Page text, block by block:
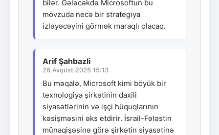
bilər. Gələcəkdə Microsoftun bu
mövzuda necə bir strategiya
izləyəcəyini görmək maraqlı olacaq.
Arif Şahbazli
28.Avqust.2025 15:13
Bu məqalə, Microsoft kimi böyük bir
texnologiya şirkətinin daxili
siyasətlərinin və işçi hüquqlarının
kəsişməsini əks etdirir. İsrail-Fələstin
münaqişəsinə görə şirkətin siyasətinə